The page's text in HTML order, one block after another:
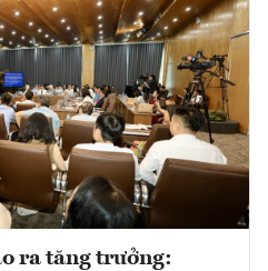
ra tăng trưởng: